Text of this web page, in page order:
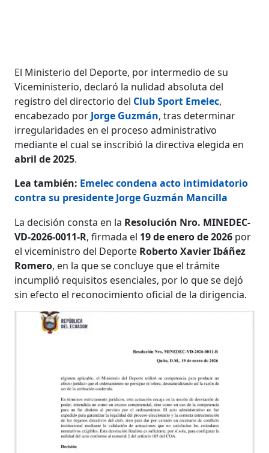
El Ministerio del Deporte, por intermedio de su
Viceministerio, declaró la nulidad absoluta del
registro del directorio del Club Sport Emelec,
encabezado por Jorge Guzmán, tras determinar
irregularidades en el proceso administrativo
mediante el cual se inscribió la directiva elegida en
abril de 2025.
Lea también: Emelec condena acto intimidatorio
contra su presidente Jorge Guzmán Mancilla
La decisión consta en la Resolución Nro. MINEDEC-
VD-2026-0011-R, firmada el 19 de enero de 2026 por
el viceministro del Deporte Roberto Xavier Ibáñez
Romero, en la que se concluye que el trámite
incumplió requisitos esenciales, por lo que se dejó
sin efecto el reconocimiento oficial de la dirigencia.